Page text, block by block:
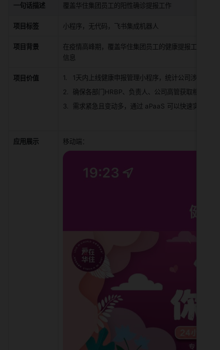
一句话描述 覆盖华住集团员工的阳性确诊提报工作
项目标签 小程序，无代码，飞书集成机器人
项目背景
在疫情高峰期，覆盖华住集团员工的健康提报工作，
信息
项目价值
1天内上线健康申报管理小程序，统计公司涉疫信
确保各部门HRBP、负责人、公司高管获取相关数
需求紧急且变动多，通过 aPaaS 可以快速实现流
应用展示 移动端：